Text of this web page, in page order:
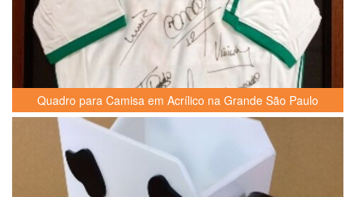
Quadro para Camisa em Acrílico na Grande São Paulo